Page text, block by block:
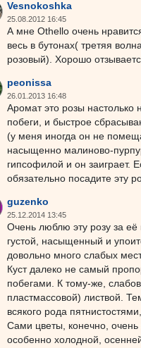
Vesnokoshka
25.08.2012 16:45
А мне Othello очень
весь в бутонах( третяя
розовый). Хорошо
peonissa
26.01.2013 16:48
Аромат это розы настолько
побеги, и быстрое
(у меня иногда он не
насыщенно малиново-
гипсофилой и он заиграет.
обязательно посадите эту
guzenko
25.12.2014 13:45
Очень люблю эту розу за
густой, насыщенный и
довольно много слабых
Куст далеко не самый
побегами. К тому-же,
пластмассовой) листвой.
всякого рода
Сами цветы, конечно, очень
особенно холодной,